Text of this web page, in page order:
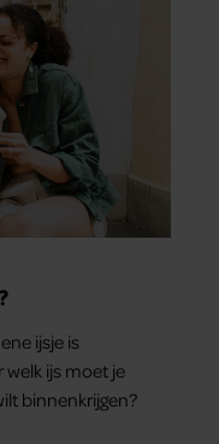
ijsje is
ijs moet je
binnenkrijgen?